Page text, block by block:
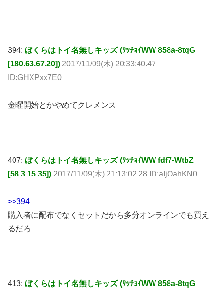
394: ぼくらはトイ名無しキッズ (ﾜｯﾁｮｲWW 858a-8tqG
[180.63.67.20]) 2017/11/09(木) 20:33:40.47
ID:GHXPxx7E0
金曜開始とかやめてクレメンス
407: ぼくらはトイ名無しキッズ (ﾜｯﾁｮｲWW fdf7-WtbZ
[58.3.15.35]) 2017/11/09(木) 21:13:02.28 ID:aIjOahKN0
>>394
購入者に配布でなくセットだから多分オンラインでも買え
るだろ
413: ぼくらはトイ名無しキッズ (ﾜｯﾁｮｲWW 858a-8tqG